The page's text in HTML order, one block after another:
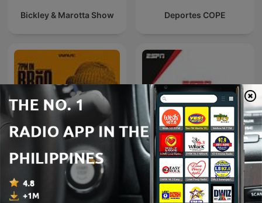
Bickley & Marotta Show Deportes COPE
7PM in Brooklyn with
Carmelo Anthony
NFL Live